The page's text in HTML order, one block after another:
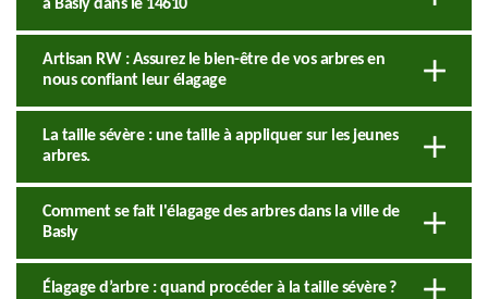
à Basly dans le 14610
Artisan RW : Assurez le bien-être de vos arbres en
nous confiant leur élagage
La taille sévère : une taille à appliquer sur les jeunes
arbres.
Comment se fait l'élagage des arbres dans la ville de
Basly
Élagage d’arbre : quand procéder à la taille sévère ?